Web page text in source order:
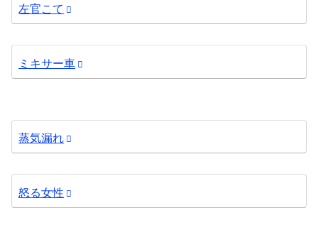
左官こて
ミキサー車
蒸気漏れ
怒る女性